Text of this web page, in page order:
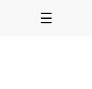
☰